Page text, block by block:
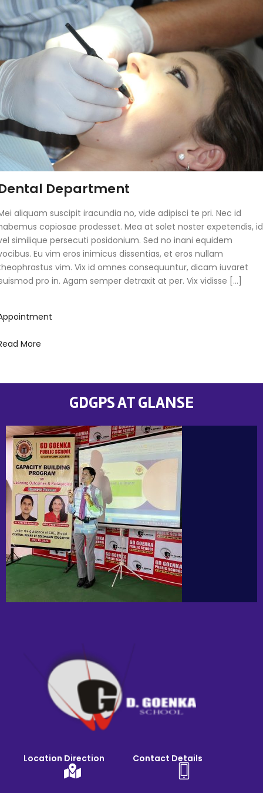
Department
aliquam suscipit iracundia no, vide adipisci te pri. Nec id
copiosae prodesset. Mea at solet noster expetendis, id
similique persecuti posidonium. Sed no inani equidem
Eu vim eros inimicus dissentias, et eros nullam
vim. Vix id omnes consequuntur, dicam iuvaret
pro in. Agam semper detraxit at per. Vix vidisse […]
More
GDGPS AT GLANSE
Location Direction Contact Details